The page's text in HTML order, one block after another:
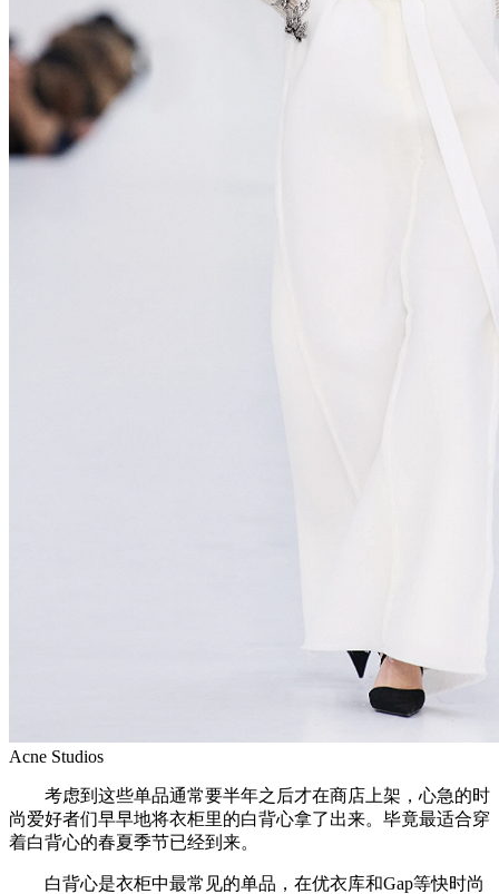
Acne Studios
考虑到这些单品通常要半年之后才在商店上架，心急的时
尚爱好者们早早地将衣柜里的白背心拿了出来。毕竟最适合穿
着白背心的春夏季节已经到来。
白背心是衣柜中最常见的单品，在优衣库和Gap等快时尚